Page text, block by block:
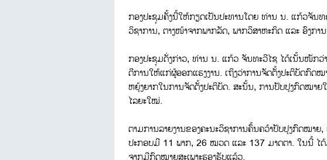
ກອງປະຊຸມຄັ້ງນີ້ໃຫ້ກຽດເປັນປະທານໂດຍ ທ່ານ ນ. ແກ້ວຈັນທ
ວິຊາການ, ຕາງໜ້າຈາກພາກລັດ, ພາກວິສາຫະກິດ ແລະ ອົງກາ
ກອງປະຊຸມດັ່ງກ່າວ, ທ່ານ ນ. ແກ້ວ ຈັນທະວີໄຊ ໄດ້ເນັ້ນໜັກວ່
ດີການໃຫ້ແກ່ຜູ້ອອກແຮງງານ. ເຖິງວ່າການຈັດຕັ້ງປະຕິບັດກົດ
ຫຍຸ້ງຍາກໃນການຈັດຕັ້ງປະຕິບັດ. ສະນັ້ນ, ການປັບປຸງກົດໝາຍ
ໄລຍະໃໝ່.
ຕາມການລາຍງານຂອງຄະນະວິຊາການຄົ້ນຄວ້າປັບປຸງກົດໝາຍ
ປະກອບມີ 11 ພາກ, 26 ໝວດ ແລະ 137 ມາດຕາ. ໃນນີ້ ໄ